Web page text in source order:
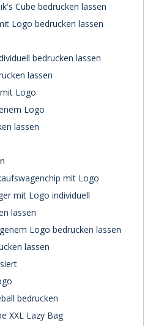
Cube bedrucken lassen
Logo bedrucken lassen
bedrucken lassen
lassen
Logo
Logo
lassen
mit Logo
mit Logo individuell
lassen
Logo bedrucken lassen
lassen
bedrucken
XXL Lazy Bag